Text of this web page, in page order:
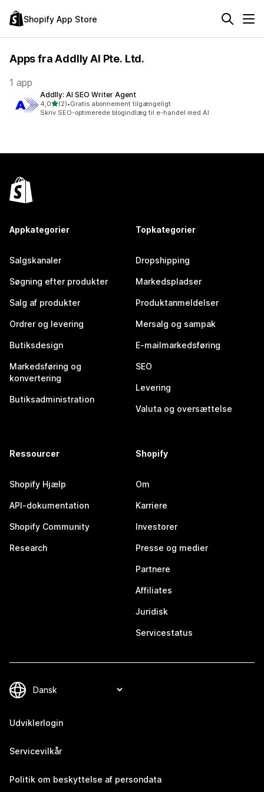
Shopify App Store
Apps fra Addlly AI Pte. Ltd.
1 app
Addlly: AI SEO Writer Agent
4,0ud af 5 stjerner
(2)
2 anmeldelser i alt
•Gratis abonnement tilgængeligt
Skriv SEO-optimerede blogindlæg til e-handel med AI
Appkategorier
Salgskanaler
Søgning efter produkter
Salg af produkter
Ordrer og levering
Butiksdesign
Markedsføring og
konvertering
Butiksadministration
Topkategorier
Dropshipping
Markedspladser
Produktanmeldelser
Mersalg og sampak
E-mailmarkedsføring
SEO
Levering
Valuta og oversættelse
Ressourcer
Shopify Hjælp
API-dokumentation
Shopify Community
Research
Shopify
Om
Karriere
Investorer
Presse og medier
Partnere
Affiliates
Juridisk
Servicestatus
Udviklerlogin
Servicevilkår
Politik om beskyttelse af persondata